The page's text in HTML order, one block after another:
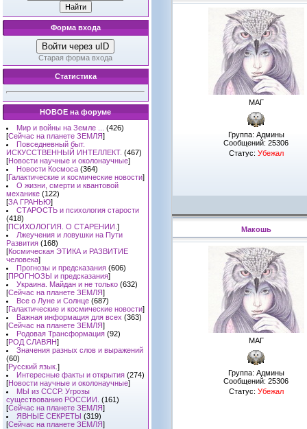
Форма входа
Войти через uID
Старая форма входа
Статистика
НОВОЕ на форуме
Мир и войны на Земле ...
(426)
[Сейчас на планете ЗЕМЛЯ]
Повседневный быт.
ИСКУССТВЕННЫЙ ИНТЕЛЛЕКТ. (467)
[Новости научные и околонаучные]
Новости Космоса (364)
[Галактические и космические новости]
О жизни, смерти и квантовой
механике (122)
[ЗА ГРАНЬЮ]
СТАРОСТЬ и психология старости
(418)
[ПСИХОЛОГИЯ. О СТАРЕНИИ. ]
Лжеучения и ловушки на Пути
Развития (168)
[Космическая ЭТИКА и РАЗВИТИЕ
человека]
Прогнозы и предсказания (606)
[ПРОГНОЗЫ и предсказания]
Украина. Майдан и не только (632)
[Сейчас на планете ЗЕМЛЯ]
Все о Луне и Солнце (687)
[Галактические и космические новости]
Важная информация для всех (363)
[Сейчас на планете ЗЕМЛЯ]
Родовая Трансформация (92)
[РОД СЛАВЯН]
Значения разных слов и выражений
(60)
[Русский язык. ]
Интересные факты и открытия (274)
[Новости научные и околонаучные]
МЫ из СССР. Угрозы
существованию РОССИИ. (161)
[Сейчас на планете ЗЕМЛЯ]
ЯВНЫЕ СЕКРЕТЫ (319)
[Сейчас на планете ЗЕМЛЯ]
МАГ
Группа: Админы
Сообщений: 25306
Статус: Убежал
Макошь
МАГ
Группа: Админы
Сообщений: 25306
Статус: Убежал